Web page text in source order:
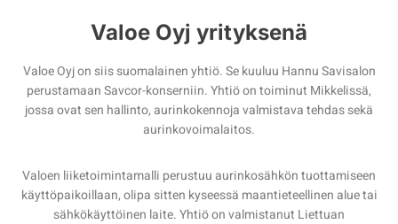
Valoe Oyj yrityksenä
Valoe Oyj on siis suomalainen yhtiö. Se kuuluu Hannu Savisalon
perustamaan Savcor-konserniin. Yhtiö on toiminut Mikkelissä,
jossa ovat sen hallinto, aurinkokennoja valmistava tehdas sekä
aurinkovoimalaitos.
Valoen liiketoimintamalli perustuu aurinkosähkön tuottamiseen
käyttöpaikoillaan, olipa sitten kyseessä maantieteellinen alue tai
sähkökäyttöinen laite. Yhtiö on valmistanut Liettuan